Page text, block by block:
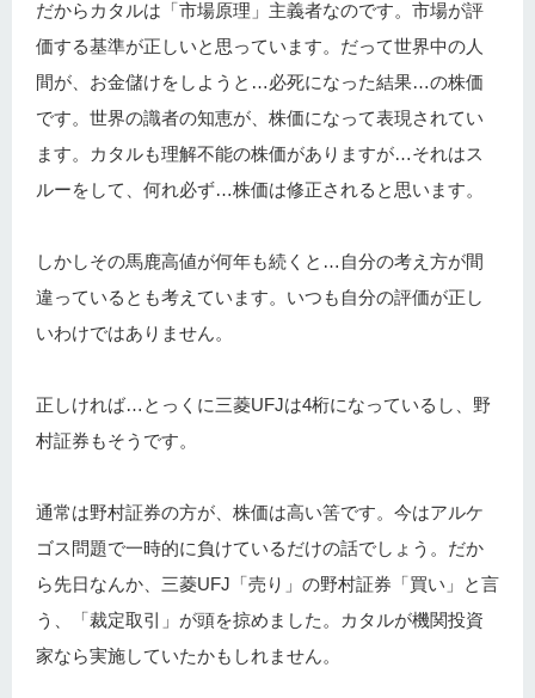
だからカタルは「市場原理」主義者なのです。市場が評
価する基準が正しいと思っています。だって世界中の人
間が、お金儲けをしようと…必死になった結果…の株価
です。世界の識者の知恵が、株価になって表現されてい
ます。カタルも理解不能の株価がありますが…それはス
ルーをして、何れ必ず…株価は修正されると思います。
しかしその馬鹿高値が何年も続くと…自分の考え方が間
違っているとも考えています。いつも自分の評価が正し
いわけではありません。
正しければ…とっくに三菱UFJは4桁になっているし、野
村証券もそうです。
通常は野村証券の方が、株価は高い筈です。今はアルケ
ゴス問題で一時的に負けているだけの話でしょう。だか
ら先日なんか、三菱UFJ「売り」の野村証券「買い」と言
う、「裁定取引」が頭を掠めました。カタルが機関投資
家なら実施していたかもしれません。